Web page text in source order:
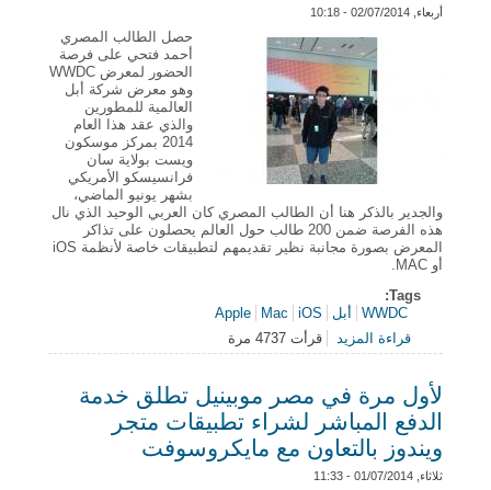
أربعاء, 02/07/2014 - 10:18
حصل الطالب المصري
أحمد فتحي على فرصة
الحضور لمعرض WWDC
وهو معرض شركة أبل
العالمية للمطورين
والذي عقد هذا العام
2014 بمركز موسكون
ويست بولاية سان
فرانسيسكو الأمريكي
بشهر يونيو الماضي،
والجدير بالذكر هنا أن الطالب المصري كان العربي الوحيد الذي نال
هذه الفرصة ضمن 200 طالب حول العالم يحصلون على تذاكر
المعرض بصورة مجانبة نظير تقديمهم لتطبيقات خاصة لأنظمة iOS
أو MAC.
Tags:
WWDC
أبل Apple Mac
iOS
قراءة المزيد
حول المبرمج المصري أحمد فتحي العربي الوحيد الذي
حصل على قبول في حضور مؤتمر ابل للمطورين WWDC
قرأت 4737 مرة
لأول مرة في مصر موبينيل تطلق خدمة
الدفع المباشر لشراء تطبيقات متجر
ويندوز بالتعاون مع مايكروسوفت
ثلاثاء, 01/07/2014 - 11:33